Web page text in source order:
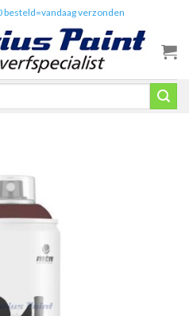
besteld=vandaag verzonden